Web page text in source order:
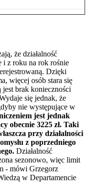
że działalność
i z roku na rok rośnie
Dzięki
więcej osób stara się
brak konieczności
się jednak, że
nie występujące w
jest jednak
obecnie 3225 zł. Taki
przy działalności
z poprzedniego
Działalność
sezonowo, więc limit
- mówi Grzegorz
w Departamencie